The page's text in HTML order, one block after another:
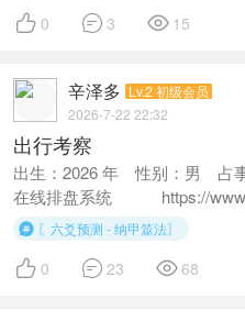
 0  3  15
辛泽多 Lv.2 初级会员
2026-7-22 22:32
出行考察
出生：2026 年 性别：男 占
在线排盘系统 https://
 〖六爻预测 - 纳甲筮法〗
 0  23  68